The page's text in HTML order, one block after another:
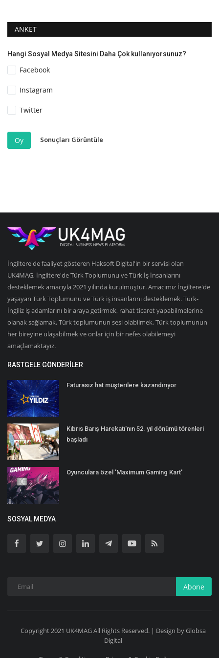
ANKET
Hangi Sosyal Medya Sitesini Daha Çok kullanıyorsunuz?
Facebook
Instagram
Twitter
Oy Sonuçları Görüntüle
İngiltere'de faaliyet gösteren Haksoft Digital'in bir servisi olan
UK4MAG, İngiltere'de Türk Toplumunu ve Türk İş İnsanlarını
desteklemek amacıyla 2021 yılında kurulmuştur. Amacımız İngiltere'de
yaşayan Türk Toplumunu ve Türk iş insanlarını desteklemek. Türk-
İngiliz iş adamlarını bir araya getirmek, rahat ticaret yapabilmelerine
olanak sağlamak, Türk toplumunun sesi olabilmek, Türk toplumunun
her bireyine ulaşabilmek ve onlar için bir nefes olabilemeyi
amaçlamaktayız.
RASTGELE GÖNDERILER
Faturasız hat müşterilere kazandırıyor
Kıbrıs Barış Harekatı'nın 52. yıl dönümü törenleri
başladı
Oyunculara özel 'Maximum Gaming Kart'
SOSYAL MEDYA
Abone
Copyright 2021 UK4MAG All Rights Reserved. | Design by Globsa
Digital